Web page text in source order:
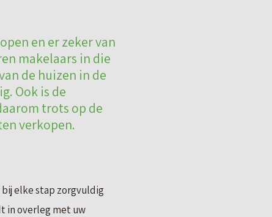
en er zeker van
makelaars in die
de huizen in de
Ook is de
trots op de
verkopen.
elke stap zorgvuldig
in overleg met uw